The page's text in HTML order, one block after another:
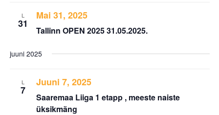
L
31
Mai 31, 2025
Tallinn OPEN 2025 31.05.2025.
juuni 2025
L
7
Juuni 7, 2025
Saaremaa Liiga 1 etapp , meeste naiste
üksikmäng